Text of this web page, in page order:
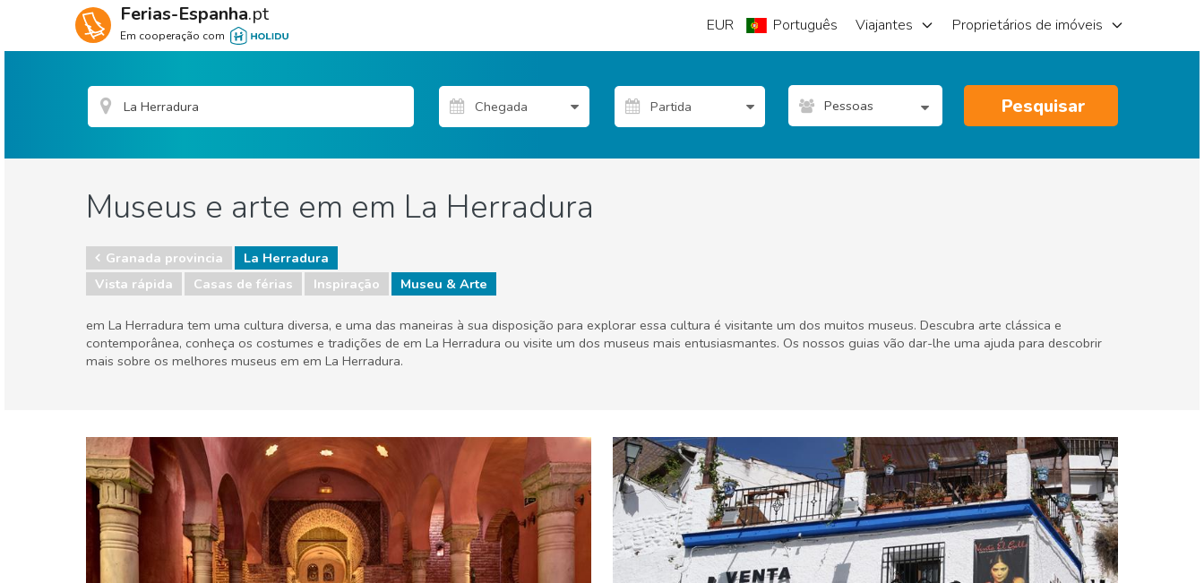
Ferias-Espanha.pt
Em cooperação com
EUR Português Viajantes Proprietários de imóveis
Pessoas Pesquisar
Museus e arte em em La Herradura
Granada provincia
La Herradura
Vista rápida
Casas de férias Inspiração Museu & Arte
em La Herradura tem uma cultura diversa, e uma das maneiras à sua disposição para explorar essa cultura é visitante um dos muitos museus. Descubra arte clássica e
contemporânea, conheça os costumes e tradições de em La Herradura ou visite um dos museus mais entusiasmantes. Os nossos guias vão dar-lhe uma ajuda para descobrir
mais sobre os melhores museus em em La Herradura.
Desportos e aventura
Museu & Arte Natureza e ar livre